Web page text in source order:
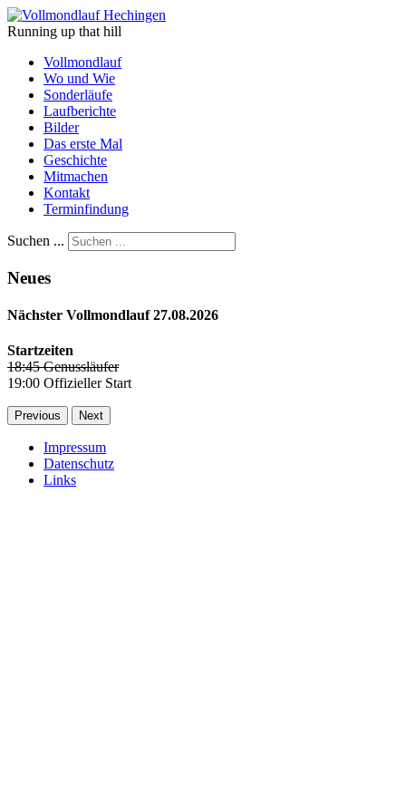
Running up that hill
Vollmondlauf
Wo und Wie
Sonderläufe
Laufberichte
Bilder
Das erste Mal
Geschichte
Mitmachen
Kontakt
Terminfindung
Suchen ...
Neues
Nächster Vollmondlauf 27.08.2026
Startzeiten
18:45 Genussläufer
19:00 Offizieller Start
Previous Next
Impressum
Datenschutz
Links